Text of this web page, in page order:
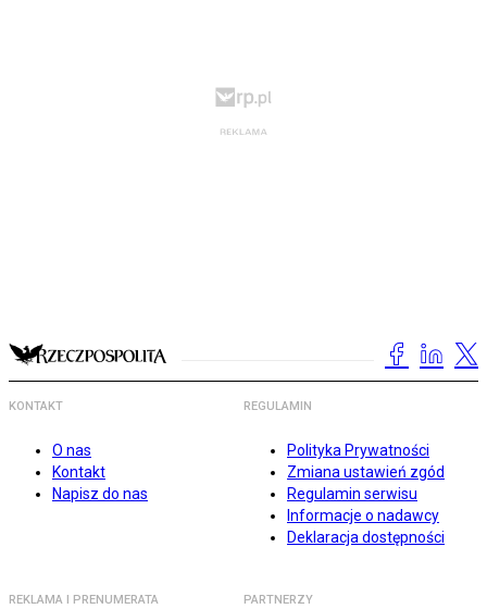
KONTAKT
O nas
Kontakt
Napisz do nas
REGULAMIN
Polityka Prywatności
Zmiana ustawień zgód
Regulamin serwisu
Informacje o nadawcy
Deklaracja dostępności
REKLAMA I PRENUMERATA PARTNERZY